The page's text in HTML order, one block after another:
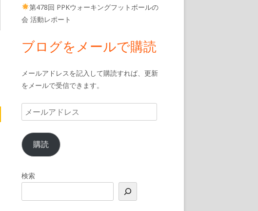
第478回 PPKウォーキングフットボールの
会 活動レポート
ブログをメールで購読
メールアドレスを記入して購読すれば、更新
をメールで受信できます。
メ
ー
ル
ア
ド
ス
購読
検索